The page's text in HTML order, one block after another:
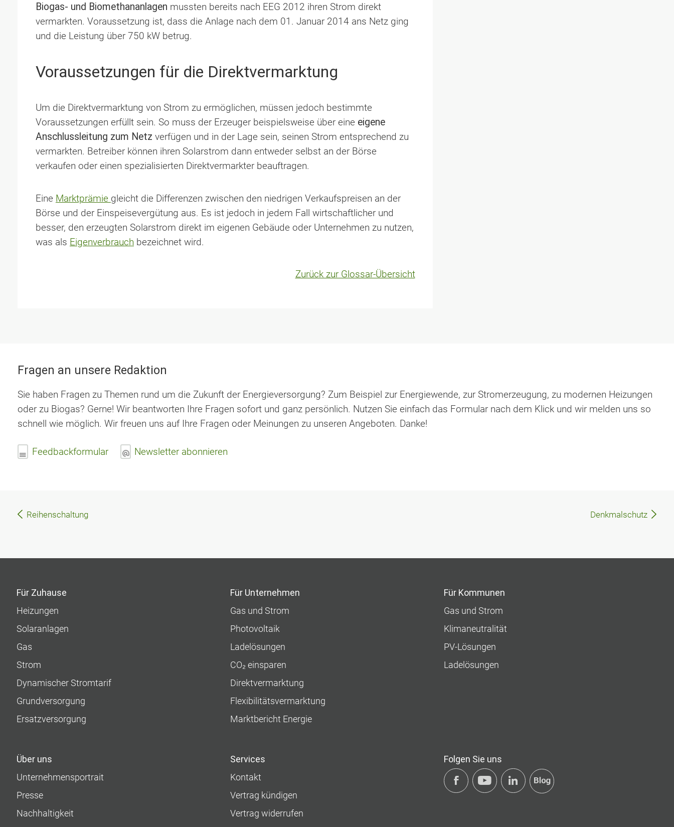
Biogas- und Biomethananlagen mussten bereits nach EEG 2012 ihren Strom direkt
vermarkten. Voraussetzung ist, dass die Anlage nach dem 01. Januar 2014 ans Netz ging
und die Leistung über 750 kW betrug.
Voraussetzungen für die Direktvermarktung
Um die Direktvermarktung von Strom zu ermöglichen, müssen jedoch bestimmte
Voraussetzungen erfüllt sein. So muss der Erzeuger beispielsweise über eine eigene
Anschlussleitung zum Netz verfügen und in der Lage sein, seinen Strom entsprechend zu
vermarkten. Betreiber können ihren Solarstrom dann entweder selbst an der Börse
verkaufen oder einen spezialisierten Direktvermarkter beauftragen.
Eine Marktprämie gleicht die Differenzen zwischen den niedrigen Verkaufspreisen an der
Börse und der Einspeisevergütung aus. Es ist jedoch in jedem Fall wirtschaftlicher und
besser, den erzeugten Solarstrom direkt im eigenen Gebäude oder Unternehmen zu nutzen,
was als Eigenverbrauch bezeichnet wird.
Zurück zur Glossar-Übersicht
Fragen an unsere Redaktion
Sie haben Fragen zu Themen rund um die Zukunft der Energieversorgung? Zum Beispiel zur Energiewende, zur Stromerzeugung, zu modernen Heizungen
oder zu Biogas? Gerne! Wir beantworten Ihre Fragen sofort und ganz persönlich. Nutzen Sie einfach das Formular nach dem Klick und wir melden uns so
schnell wie möglich. Wir freuen uns auf Ihre Fragen oder Meinungen zu unseren Angeboten. Danke!
Feedbackformular Newsletter abonnieren
Beitragsnavigation
Reihenschaltung Denkmalschutz
Für Zuhause
Heizungen
Solaranlagen
Gas
Strom
Dynamischer Stromtarif
Grundversorgung
Ersatzversorgung
Für Unternehmen
Gas und Strom
Photovoltaik
Ladelösungen
CO₂ einsparen
Direktvermarktung
Flexibilitätsvermarktung
Marktbericht Energie
Für Kommunen
Gas und Strom
Klimaneutralität
PV-Lösungen
Ladelösungen
Über uns
Unternehmens­portrait
Presse
Nachhaltigkeit
Services
Kontakt
Vertrag kündigen
Vertrag widerrufen
Folgen Sie uns